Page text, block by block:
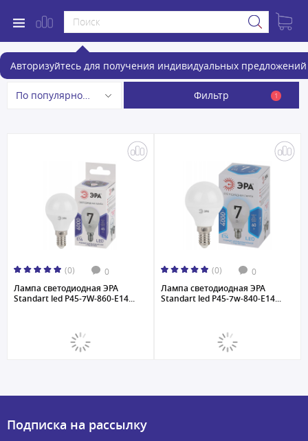
Авторизуйтесь для получения индивидуальных предложений
Лампочки
По популярности Фильтр 1
(0) 0
Лампа светодиодная ЭРА
Standart led P45-7W-860-E14...
(0) 0
Лампа светодиодная ЭРА
Standart led P45-7w-840-E14...
Подписка на рассылку